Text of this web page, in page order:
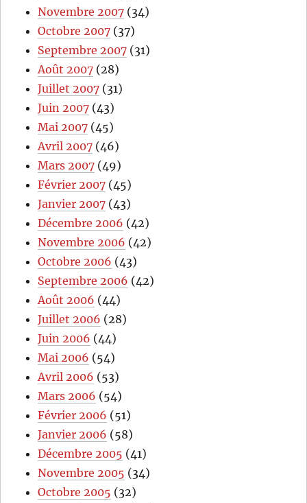
Novembre 2007 (34)
Octobre 2007 (37)
Septembre 2007 (31)
Août 2007 (28)
Juillet 2007 (31)
Juin 2007 (43)
Mai 2007 (45)
Avril 2007 (46)
Mars 2007 (49)
Février 2007 (45)
Janvier 2007 (43)
Décembre 2006 (42)
Novembre 2006 (42)
Octobre 2006 (43)
Septembre 2006 (42)
Août 2006 (44)
Juillet 2006 (28)
Juin 2006 (44)
Mai 2006 (54)
Avril 2006 (53)
Mars 2006 (54)
Février 2006 (51)
Janvier 2006 (58)
Décembre 2005 (41)
Novembre 2005 (34)
Octobre 2005 (32)